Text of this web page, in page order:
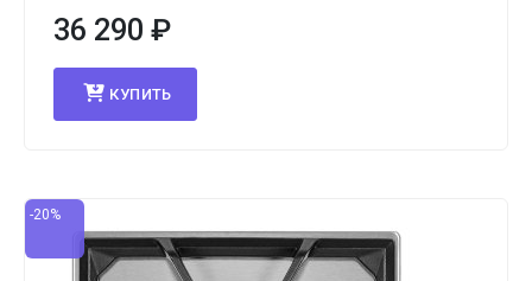
36 290 ₽
КУПИТЬ
-20%